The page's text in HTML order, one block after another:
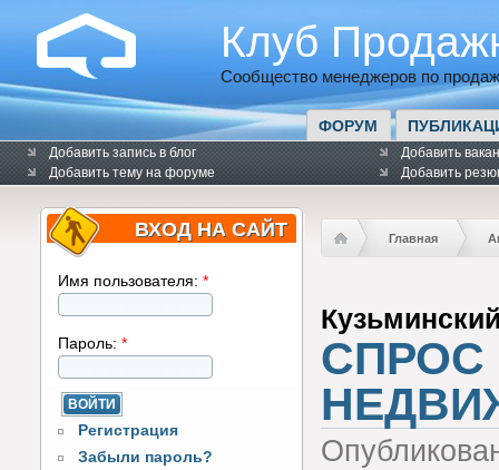
Клуб
Сообщество менеджеров по
ФОРУМ
Добавить запись в блог
Добавить тему на форуме
Добавить
Добавить
ВХОД НА САЙТ
Имя пользователя: *
Пароль: *
Регистрация
Забыли пароль?
Главная
СПРОС